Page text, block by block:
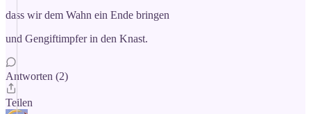
dass wir dem Wahn ein Ende bringen
und Gengiftimpfer in den Knast.
Antworten (2)
Teilen